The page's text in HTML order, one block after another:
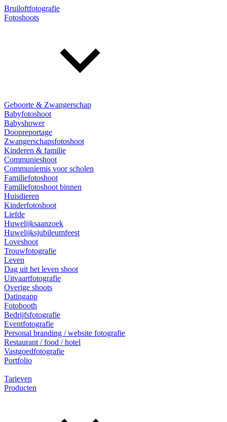
Bruiloftfotografie
Fotoshoots
Geboorte & Zwangerschap
Babyfotoshoot
Babyshower
Doopreportage
Zwangerschapsfotoshoot
Kinderen & familie
Communieshoot
Communiemis voor scholen
Familiefotoshoot
Familiefotoshoot binnen
Huisdieren
Kinderfotoshoot
Liefde
Huwelijksaanzoek
Huwelijksjubileumfeest
Loveshoot
Trouwfotografie
Leven
Dag uit het leven shoot
Uitvaartfotografie
Overige shoots
Datingapp
Fotobooth
Bedrijfsfotografie
Eventfotografie
Personal branding / website fotografie
Restaurant / food / hotel
Vastgoedfotografie
Portfolio
Tarieven
Producten